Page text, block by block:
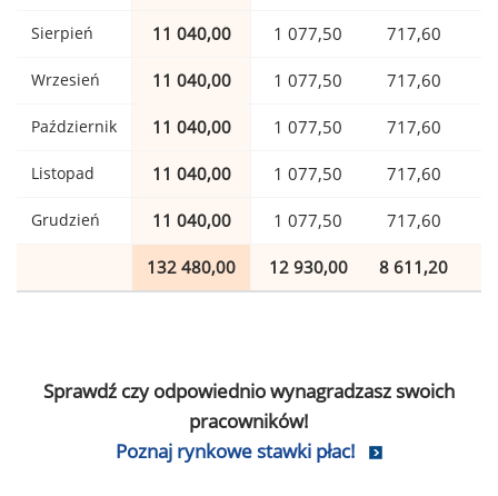
Sierpień 11 040,00 1 077,50 717,60
Wrzesień 11 040,00 1 077,50 717,60
Październik 11 040,00 1 077,50 717,60
Listopad 11 040,00 1 077,50 717,60
Grudzień 11 040,00 1 077,50 717,60
132 480,00 12 930,00 8 611,20
Sprawdź czy odpowiednio wynagradzasz swoich
pracowników!
Poznaj rynkowe stawki płac!